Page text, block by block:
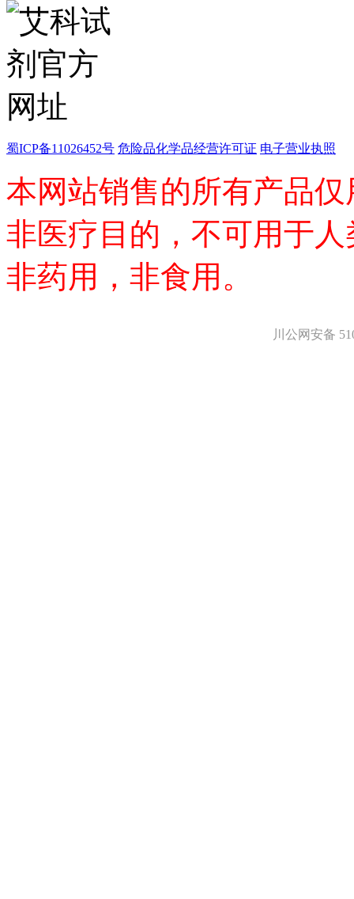
铒
钕
铥
钆
镥
铽
铕
高端化学
不对称合成
催化和无机化学
化学生物学
香精香料
杂环砌块
有机砌块
蜀ICP备11026452号 危险品化学品经营许可证 电子营业执照
本网站销售的所有产品
非医疗目的，不可用于
非药用，非食用。
川公网安备